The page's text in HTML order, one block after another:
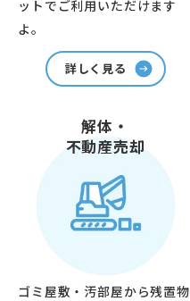
ットでご利用いただけます
よ。
詳しく見る
解体・
不動産売却
ゴミ屋敷・汚部屋から残置物